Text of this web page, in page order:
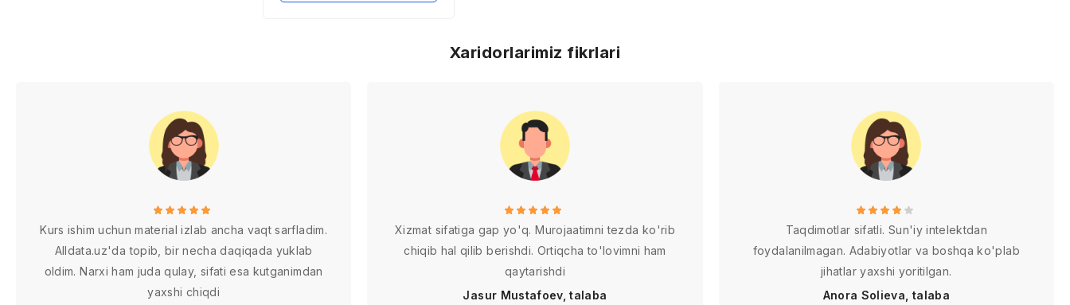
Xaridorlarimiz fikrlari
Kurs ishim uchun material izlab ancha vaqt sarfladim.
Alldata.uz'da topib, bir necha daqiqada yuklab
oldim. Narxi ham juda qulay, sifati esa kutganimdan
yaxshi chiqdi
Xizmat sifatiga gap yo'q. Murojaatimni tezda ko'rib
chiqib hal qilib berishdi. Ortiqcha to'lovimni ham
qaytarishdi
Jasur Mustafoev, talaba
Taqdimotlar sifatli. Sun'iy intelektdan
foydalanilmagan. Adabiyotlar va boshqa ko'plab
jihatlar yaxshi yoritilgan.
Anora Solieva, talaba